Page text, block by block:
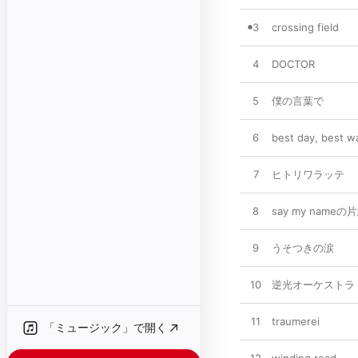
「ミュージック」で開く
3 crossing field
4 DOCTOR
5 僕の言葉で
6 best day, best
7 ヒトリワラッテ
8 say my nameの
9 うそつきの涙
10 逆光オーケストラ
11 traumerei